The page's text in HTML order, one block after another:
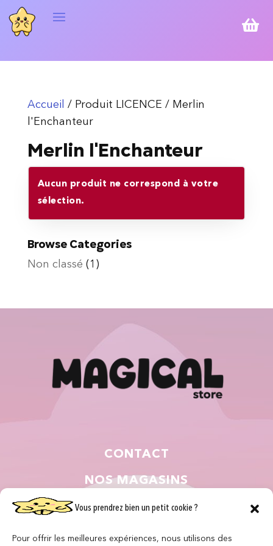
Vous prendrez bien un petit cookie ?
Pour offrir les meilleures expériences, nous utilisons des

Accueil
/ Produit LICENCE / Merlin
l'Enchanteur
Merlin l'Enchanteur
Aucun produit ne correspond à votre
sélection.
Browse Categories
Non classé (1)
CONTACT
NOS MAGASINS
QUI SOMMES NOUS ?
NOUS REJOINDRE